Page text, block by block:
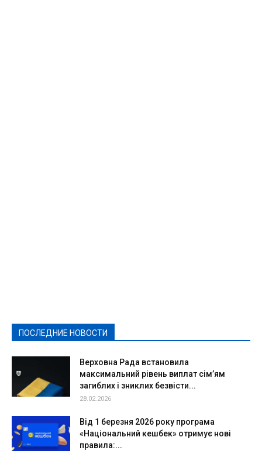
ПОСЛЕДНИЕ НОВОСТИ
Верховна Рада встановила
максимальний рівень виплат сім’ям
загиблих і зниклих безвісти...
28.02.2026
Від 1 березня 2026 року програма
«Національний кешбек» отримує нові
правила:...